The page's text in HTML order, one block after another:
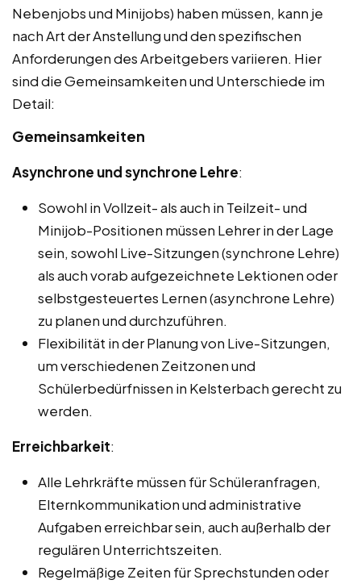
Nebenjobs und Minijobs) haben müssen, kann je
nach Art der Anstellung und den spezifischen
Anforderungen des Arbeitgebers variieren. Hier
sind die Gemeinsamkeiten und Unterschiede im
Detail:
Gemeinsamkeiten
Asynchrone und synchrone Lehre:
Sowohl in Vollzeit- als auch in Teilzeit- und
Minijob-Positionen müssen Lehrer in der Lage
sein, sowohl Live-Sitzungen (synchrone Lehre)
als auch vorab aufgezeichnete Lektionen oder
selbstgesteuertes Lernen (asynchrone Lehre)
zu planen und durchzuführen.
Flexibilität in der Planung von Live-Sitzungen,
um verschiedenen Zeitzonen und
Schülerbedürfnissen in Kelsterbach gerecht zu
werden.
Erreichbarkeit:
Alle Lehrkräfte müssen für Schüleranfragen,
Elternkommunikation und administrative
Aufgaben erreichbar sein, auch außerhalb der
regulären Unterrichtszeiten.
Regelmäßige Zeiten für Sprechstunden oder